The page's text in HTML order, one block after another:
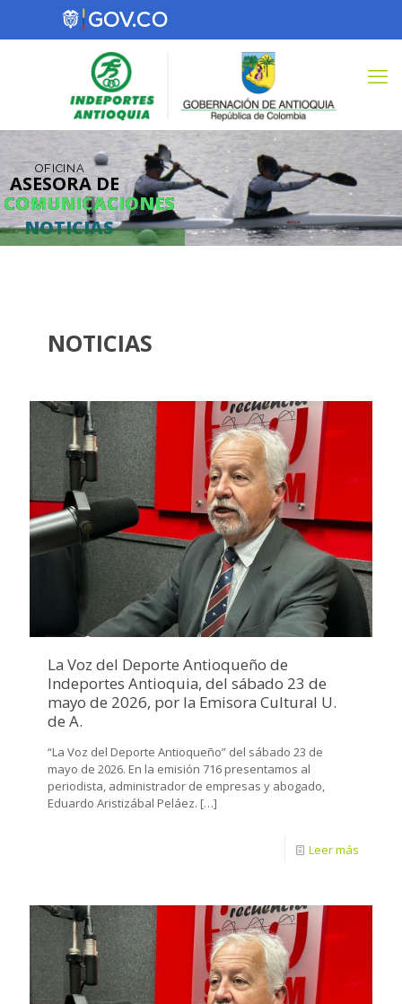
OFICINA
COMUNICACIONES
NOTICIAS
ASESORA DE
COMUNICACIONES
NOTICIAS
La Voz del Deporte Antioqueño de
Indeportes Antioquia, del sábado 23 de
mayo de 2026, por la Emisora Cultural U.
de A.
“La Voz del Deporte Antioqueño” del sábado 23 de
mayo de 2026. En la emisión 716 presentamos al
periodista, administrador de empresas y abogado,
Eduardo Aristizábal Peláez. […]
Leer más